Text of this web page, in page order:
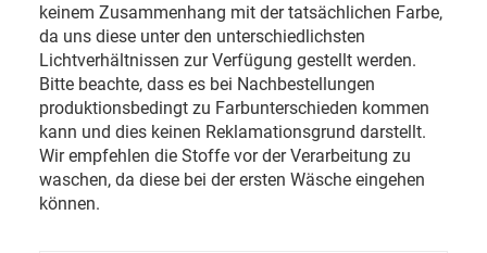
keinem Zusammenhang mit der tatsächlichen Farbe,
da uns diese unter den unterschiedlichsten
Lichtverhältnissen zur Verfügung gestellt werden.
Bitte beachte, dass es bei Nachbestellungen
produktionsbedingt zu Farbunterschieden kommen
kann und dies keinen Reklamationsgrund darstellt.
Wir empfehlen die Stoffe vor der Verarbeitung zu
waschen, da diese bei der ersten Wäsche eingehen
können.